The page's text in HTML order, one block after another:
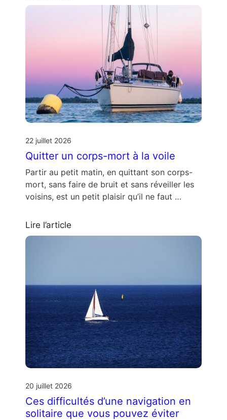
22 juillet 2026
Quitter un corps-mort à la voile
Partir au petit matin, en quittant son corps-
mort, sans faire de bruit et sans réveiller les
voisins, est un petit plaisir qu’il ne faut …
Lire l’article
20 juillet 2026
Ces difficultés d’une navigation en
solitaire que vous pouvez éviter